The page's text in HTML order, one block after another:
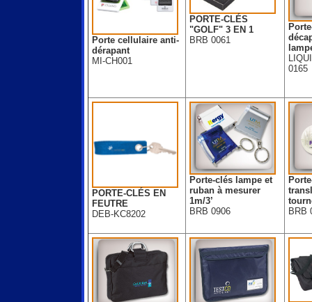
Porte cellulaire anti-
dérapant
MI-CH001
PORTE-CLÉS
"GOLF" 3 EN 1
BRB 0061
0165
PORTE-CLÉS EN
FEUTRE
DEB-KC8202
Porte-clés lampe et
ruban à mesurer
1m/3’
BRB 0906
BRB